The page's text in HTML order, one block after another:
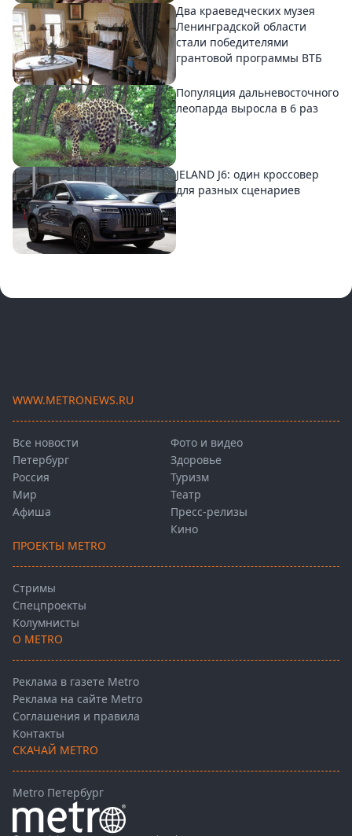
Два краеведческих музея
Ленинградской области
стали победителями
грантовой программы ВТБ
Популяция дальневосточного
леопарда выросла в 6 раз
JELAND J6: один кроссовер
для разных сценариев
WWW.METRONEWS.RU
Все новости
Петербург
Россия
Мир
Афиша
Фото и видео
Здоровье
Туризм
Театр
Пресс-релизы
Кино
ПРОЕКТЫ METRO
Стримы
Спецпроекты
Колумнисты
О METRO
Реклама в газете Metro
Реклама на сайте Metro
Соглашения и правила
Контакты
СКАЧАЙ METRO
Metro Петербург